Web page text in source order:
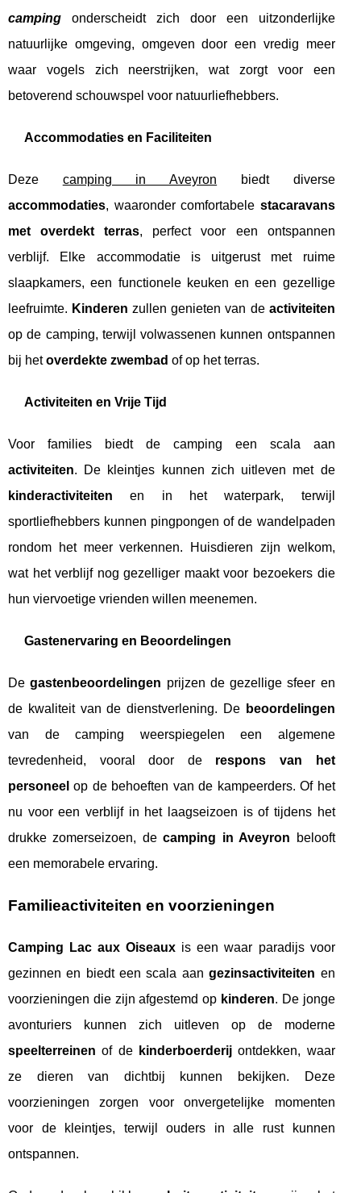
camping onderscheidt zich door een uitzonderlijke
natuurlijke omgeving, omgeven door een vredig meer
waar vogels zich neerstrijken, wat zorgt voor een
betoverend schouwspel voor natuurliefhebbers.
Accommodaties en Faciliteiten
Deze camping in Aveyron biedt diverse
accommodaties, waaronder comfortabele stacaravans
met overdekt terras, perfect voor een ontspannen
verblijf. Elke accommodatie is uitgerust met ruime
slaapkamers, een functionele keuken en een gezellige
leefruimte. Kinderen zullen genieten van de activiteiten
op de camping, terwijl volwassenen kunnen ontspannen
bij hetoverdekte zwembad of op het terras.
Activiteiten en Vrije Tijd
Voor families biedt de camping een scala aan
activiteiten. De kleintjes kunnen zich uitleven met de
kinderactiviteiten en in het waterpark, terwijl
sportliefhebbers kunnen pingpongen of de wandelpaden
rondom het meer verkennen. Huisdieren zijn welkom,
wat het verblijf nog gezelliger maakt voor bezoekers die
hun viervoetige vrienden willen meenemen.
Gastenervaring en Beoordelingen
Degastenbeoordelingen prijzen de gezellige sfeer en
de kwaliteit van de dienstverlening. De beoordelingen
van de camping weerspiegelen een algemene
tevredenheid, vooral door de respons van het
personeel op de behoeften van de kampeerders. Of het
nu voor een verblijf in het laagseizoen is of tijdens het
drukke zomerseizoen, decamping in Aveyron belooft
een memorabele ervaring.
Familieactiviteiten en voorzieningen
Camping Lac aux Oiseaux is een waar paradijs voor
gezinnen en biedt een scala aangezinsactiviteiten en
voorzieningen die zijn afgestemd op kinderen. De jonge
avonturiers kunnen zich uitleven op de moderne
speelterreinen of de kinderboerderijontdekken, waar
ze dieren van dichtbij kunnen bekijken. Deze
voorzieningen zorgen voor onvergetelijke momenten
voor de kleintjes, terwijl ouders in alle rust kunnen
ontspannen.